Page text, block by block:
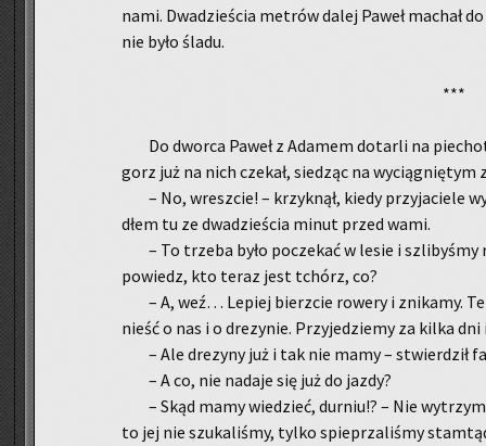
nami. Dwa­dzie­ścia me­trów dalej Paweł ma­chał
nie było śladu.
***
Do dwor­ca Paweł z Ada­mem do­tar­li na
gorz już na nich cze­kał, sie­dząc na wy­cią­gnię­tym
– No, wresz­cie! – krzyk­nął, kiedy przy­ja­cie­le
dłem tu ze dwa­dzie­ścia minut przed wami.
– To trze­ba było po­cze­kać w lesie i
po­wiedz, kto teraz jest tchórz, co?
– A, weź… Le­piej bierz­cie ro­we­ry i zni­ka­my.
nieść o nas i o dre­zy­nie. Przy­je­dzie­my za kilka
– Ale dre­zy­ny już i tak nie mamy – stwier­dził
– A co, nie na­da­je się już do jazdy?
– Skąd mamy wie­dzieć, dur­niu!? – Nie
to jej nie szu­ka­li­śmy, tylko spie­prza­li­śmy